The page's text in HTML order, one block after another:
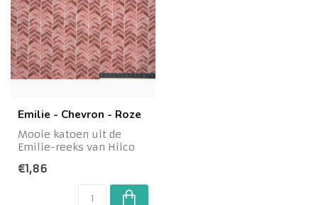
Emilie - Chevron - Roze
Mooie katoen uit de
Emilie-reeks van Hilco
print in verschil...
€1,86